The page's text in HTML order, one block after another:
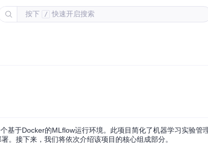
按下 / 快速开启搜索
基于Docker的MLflow运行环境。此项目简化了机器学习实验管
。接下来，我们将依次介绍该项目的核心组成部分。